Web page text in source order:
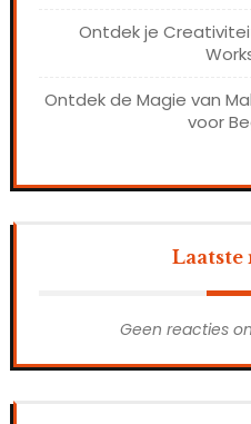
Ontdek je
Ontdek de Magie van
voor
Laatste
Geen reacties